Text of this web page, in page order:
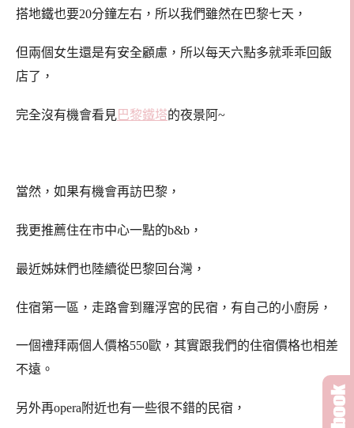
搭地鐵也要20分鐘左右，所以我們雖然在巴黎七天，
但兩個女生還是有安全顧慮，所以每天六點多就乖乖回飯
店了，
完全沒有機會看見巴黎鐵塔的夜景阿~
當然，如果有機會再訪巴黎，
我更推薦住在市中心一點的b&b，
最近姊妹們也陸續從巴黎回台灣，
住宿第一區，走路會到羅浮宮的民宿，有自己的小廚房，
一個禮拜兩個人價格550歐，其實跟我們的住宿價格也相差
不遠。
另外再opera附近也有一些很不錯的民宿，